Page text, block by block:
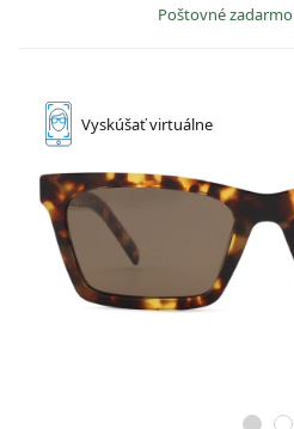
Poštovné zadarmo
Vyskúšaťvirtuálne